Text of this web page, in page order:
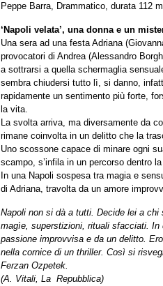
Peppe Barra, Drammatico, durata 112
‘Napoli velata’, una donna e un
Una sera ad una festa Adriana
provocatori di Andrea (Alessandro
a sottrarsi a quella schermaglia
sembra chiudersi tutto lì, si danno,
rapidamente un sentimento più forte,
la vita.
La svolta arriva, ma diversamente da
rimane coinvolta in un delitto che la
Uno scossone capace di minare ogni
scampo, s’infila in un percorso dentro
In una Napoli sospesa tra magia e
di Adriana, travolta da un amore
Napoli non si dà a tutti. Decide lei a
magìe, superstizioni, rituali sfacciati.
passione improvvisa e da un delitto.
nella cornice di un thriller. Così si
Ferzan Ozpetek.
(A. Vitali, La Repubblica)